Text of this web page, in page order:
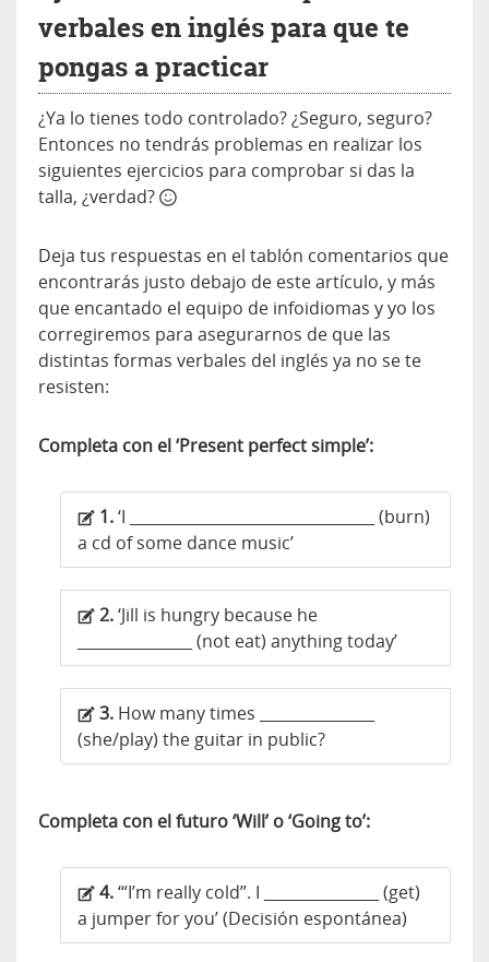
verbales en inglés para que te
pongas a practicar
¿Ya lo tienes todo controlado? ¿Seguro, seguro?
Entonces no tendrás problemas en realizar los
siguientes ejercicios para comprobar si das la
talla, ¿verdad?
Deja tus respuestas en el tablón comentarios que
encontrarás justo debajo de este artículo, y más
que encantado el equipo de infoidiomas y yo los
corregiremos para asegurarnos de que las
distintas formas verbales del inglés ya no se te
resisten:
Completa con el ‘Present perfect simple’:
1.‘I ________________________________ (burn)
a cd of some dance music’
2.‘Jill is hungry because he
_______________ (not eat) anything today’
3. How many times _______________
(she/play) the guitar in public?
Completa con el futuro ‘Will’ o ‘Going to’:
4.‘“I’m really cold”. I _______________ (get)
a jumper for you’ (Decisión espontánea)